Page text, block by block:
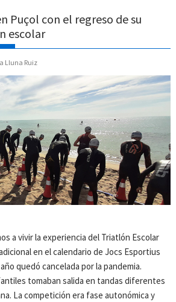
Puçol con el regreso de su
escolar
Lluna Ruiz
a vivir la experiencia del Triatlón Escolar
en el calendario de Jocs Esportius
quedó cancelada por la pandemia.
tomaban salida en tandas diferentes
La competición era fase autonómica y